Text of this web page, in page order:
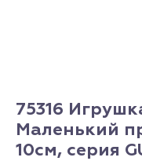
75316
Маленький
10см, серия